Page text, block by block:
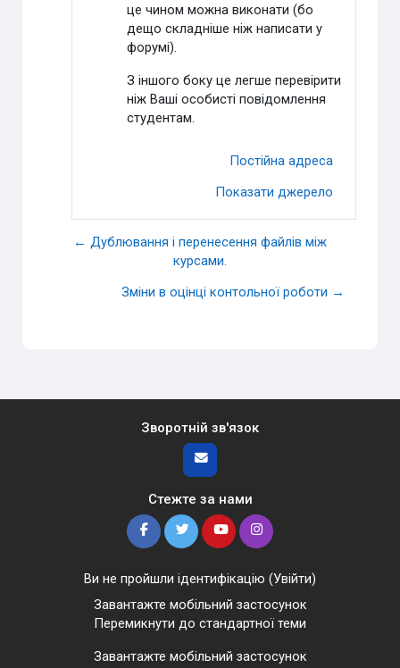
це чином можна виконати (бо
дещо складніше ніж написати у
форумі).
З іншого боку це легше перевірити
ніж Ваші особисті повідомлення
студентам.
Постійна адреса
Показати джерело
← Дублювання і перенесення файлів між
курсами.
Зміни в оцінці контольної роботи →
Зворотній зв'язок
Стежте за нами
Ви не пройшли ідентифікацію (Увійти)
Завантажте мобільний застосунок
Перемикнути до стандартної теми
Завантажте мобільний застосунок